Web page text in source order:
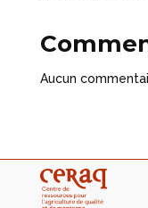
Aucun